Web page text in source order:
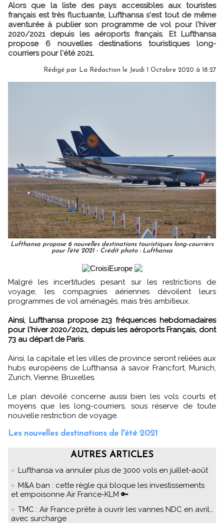
Alors que la liste des pays accessibles aux touristes
français est très fluctuante, Lufthansa s'est tout de même
aventurée à publier son programme de vol pour l'hiver
2020/2021 depuis les aéroports français. Et Lufthansa
propose 6 nouvelles destinations touristiques long-
courriers pour l'été 2021.
Rédigé par La Rédaction le Jeudi 1 Octobre 2020 à 18:27
Lufthansa propose 6 nouvelles destinations touristiques long-courriers
pour l'été 2021 - Crédit photo : Lufthansa
Malgré les incertitudes pesant sur les restrictions de
voyage, les compagnies aériennes dévoilent leurs
programmes de vol aménagés, mais très ambitieux.
Ainsi, Lufthansa propose 213 fréquences hebdomadaires
pour l'hiver 2020/2021, depuis les aéroports Français, dont
73 au départ de Paris.
Ainsi, la capitale et les villes de province seront reliées aux
hubs européens de Lufthansa à savoir Francfort, Munich,
Zurich, Vienne, Bruxelles.
Le plan dévoilé concerne aussi bien les vols courts et
moyens que les long-courriers, sous réserve de toute
nouvelle restriction de voyage.
Les nouvelles destinations de l'été 2021
AUTRES ARTICLES
Lufthansa va annuler plus de 3000 vols en juillet-août
M&A ban : cette règle qui bloque les investissements
et empoisonne Air France-KLM 🔑
TMC : Air France prête à ouvrir les vannes NDC en avril…
avec surcharge